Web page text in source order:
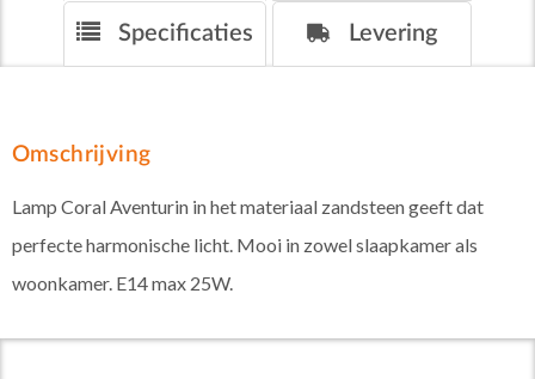
Specificaties Levering
Omschrijving
Lamp Coral Aventurin in het materiaal zandsteen geeft dat
perfecte harmonische licht. Mooi in zowel slaapkamer als
woonkamer. E14 max 25W.